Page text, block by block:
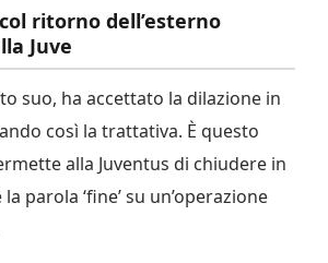
ritorno dell’esterno
Juve
suo, ha accettato la dilazione in
così la trattativa. È questo
alla Juventus di chiudere in
parola ‘fine’ su un’operazione